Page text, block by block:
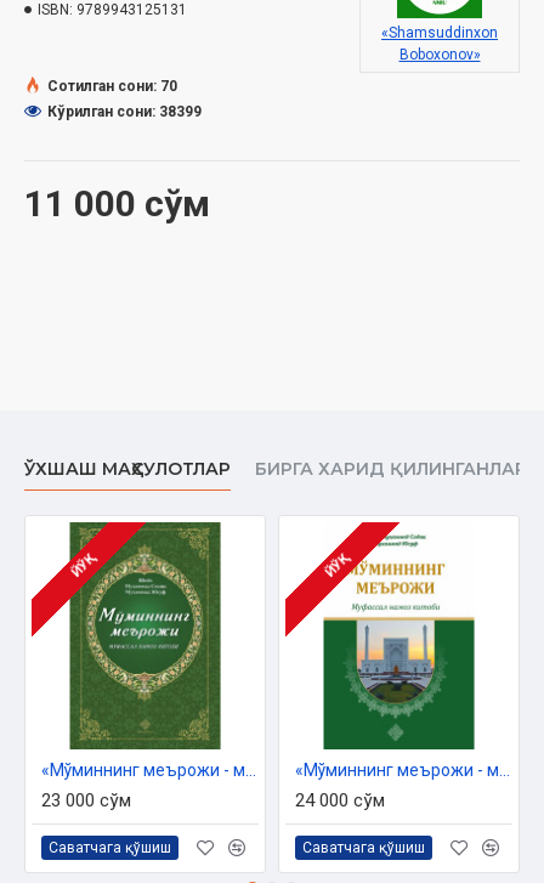
11 000 сўм
ISBN: 9789943125131
«Shamsuddinxon
Boboxonov»
Сотилган сони: 70
Кўрилган сони: 38399
ЎХШАШ МАҲСУЛОТЛАР БИРГА ХАРИД ҚИЛИНГАНЛАР
ЙЎҚ
23 000 сўм
Саватчага қўшиш
ЙЎҚ
24 000 сўм
Саватчага қўшиш